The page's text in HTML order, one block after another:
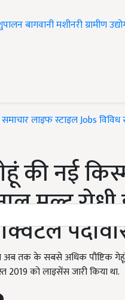
बागवानीमशीनरीग्रामीण
लाइफ स्टाइलJobsविविध
की नई
मल्ट
तक के सबसे अधिक पौष्टिक गेहूं
को लाइसेंस जारी किया था.